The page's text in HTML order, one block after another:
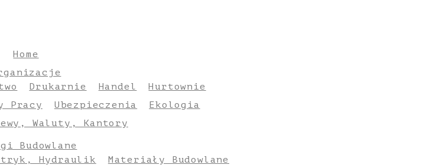
Home
Drukarnie Handel
Hurtownie
Pracy Ubezpieczenia
Ekologia
Waluty, Kantory
Budowlane
Hydraulik Materiały Budowlane